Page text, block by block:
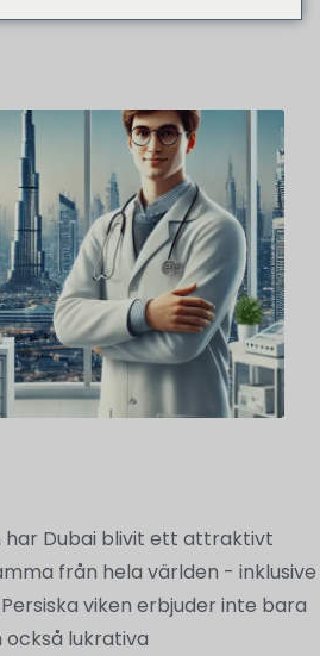
har Dubai blivit ett attraktivt
från hela världen - inklusive
viken erbjuder inte bara
lukrativa